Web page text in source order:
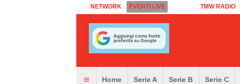
NETWORK EVENTI LIVE TMW RADIO
Home Serie A Serie B Serie C